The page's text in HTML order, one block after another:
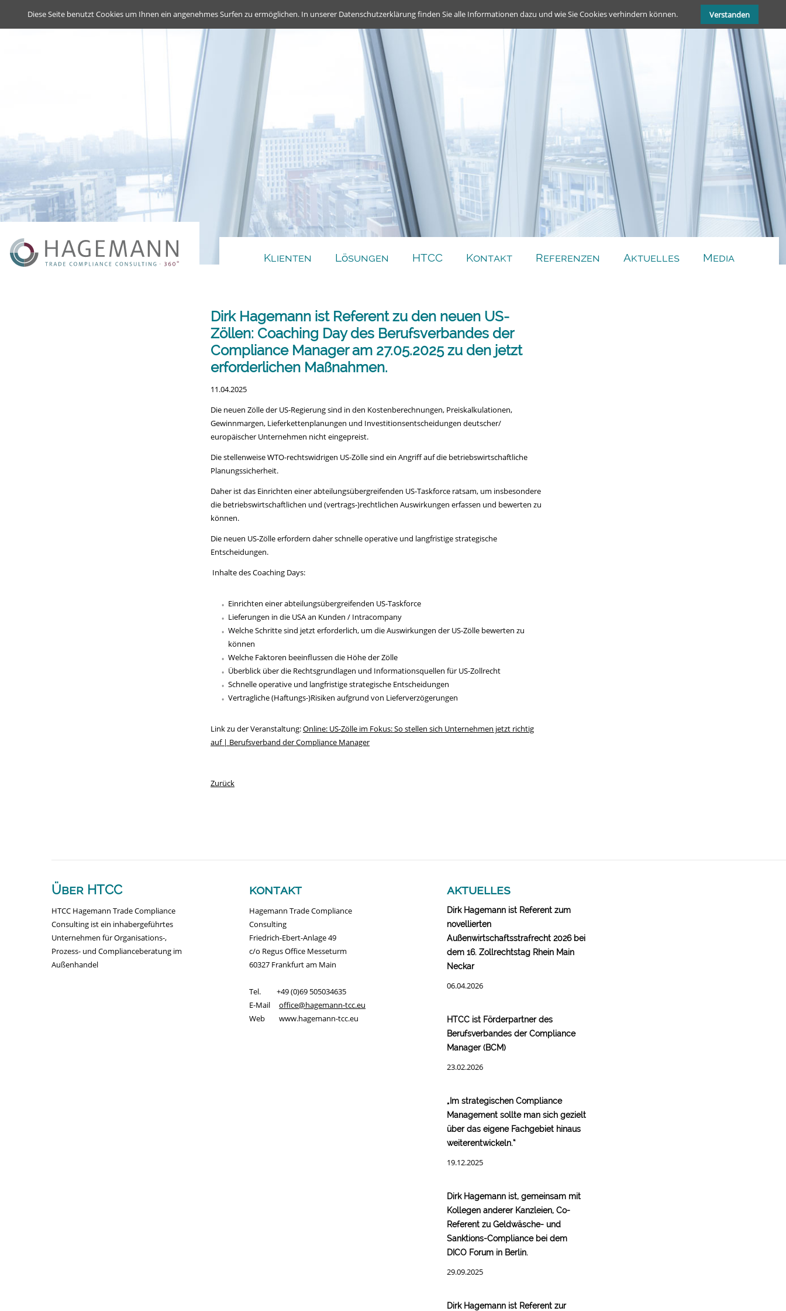
Deutsch English
Klienten Lösungen HTCC Kontakt Referenzen Aktuelles Media
Dirk Hagemann ist Referent zu den neuen US-
Zöllen: Coaching Day des Berufsverbandes der
Compliance Manager am 27.05.2025 zu den jetzt
erforderlichen Maßnahmen.
11.04.2025
Die neuen Zölle der US-Regierung sind in den Kostenberechnungen, Preiskalkulationen,
Gewinnmargen, Lieferkettenplanungen und Investitionsentscheidungen deutscher/
europäischer Unternehmen nicht eingepreist.
Die stellenweise WTO-rechtswidrigen US-Zölle sind ein Angriff auf die betriebswirtschaftliche
Planungssicherheit.
Daher ist das Einrichten einer abteilungsübergreifenden US-Taskforce ratsam, um insbesondere
die betriebswirtschaftlichen und (vertrags-)rechtlichen Auswirkungen erfassen und bewerten zu
können.
Die neuen US-Zölle erfordern daher schnelle operative und langfristige strategische
Entscheidungen.
Inhalte des Coaching Days:
Einrichten einer abteilungsübergreifenden US-Taskforce
Lieferungen in die USA an Kunden / Intracompany
Welche Schritte sind jetzt erforderlich, um die Auswirkungen der US-Zölle bewerten zu
können
Welche Faktoren beeinflussen die Höhe der Zölle
Überblick über die Rechtsgrundlagen und Informationsquellen für US-Zollrecht
Schnelle operative und langfristige strategische Entscheidungen
Vertragliche (Haftungs-)Risiken aufgrund von Lieferverzögerungen
Link zu der Veranstaltung:Online: US-Zölle im Fokus: So stellen sich Unternehmen jetzt richtig
auf | Berufsverband der Compliance Manager
Zurück
Über HTCC
HTCC Hagemann Trade Compliance
Consulting ist ein inhabergeführtes
Unternehmen für Organisations-,
Prozess- und Complianceberatung im
Außenhandel
kontakt
Hagemann Trade Compliance
Consulting
Friedrich-Ebert-Anlage 49
c/o Regus Office Messeturm
60327 Frankfurt am Main
Tel. +49 (0)69 505034635
E-Mailoffice@hagemann-tcc.eu
Web www.hagemann-tcc.eu
aktuelles
Dirk Hagemann ist Referent zum
novellierten
Außenwirtschaftsstrafrecht 2026 bei
dem 16. Zollrechtstag Rhein Main
Neckar
06.04.2026
HTCC ist Förderpartner des
Berufsverbandes der Compliance
Manager (BCM)
23.02.2026
„Im strategischen Compliance
Management sollte man sich gezielt
über das eigene Fachgebiet hinaus
weiterentwickeln.“
19.12.2025
Dirk Hagemann ist, gemeinsam mit
Kollegen anderer Kanzleien, Co-
Referent zu Geldwäsche- und
Sanktions-Compliance bei dem
DICO Forum in Berlin.
29.09.2025
Dirk Hagemann ist Referent zur
Diese Seite benutzt Cookies um Ihnen ein angenehmes Surfen zu ermöglichen. In unserer Datenschutzerklärung finden Sie alle Informationen dazu und wie Sie Cookies verhindern können. Verstanden